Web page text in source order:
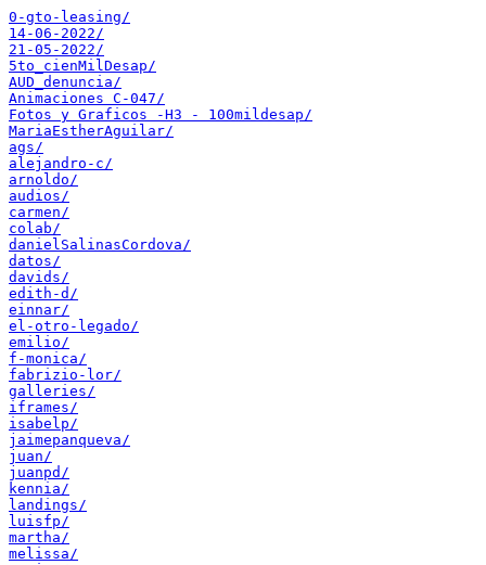
0-gto-leasing/
14-06-2022/
21-05-2022/
5to_cienMilDesap/
AUD_denuncia/
Animaciones C-047/
Fotos y Graficos -H3 - 100mildesap/
MariaEstherAguilar/
ags/
alejandro-c/
arnoldo/
audios/
carmen/
colab/
danielSalinasCordova/
datos/
davids/
edith-d/
einnar/
el-otro-legado/
emilio/
f-monica/
fabrizio-lor/
galleries/
iframes/
isabelp/
jaimepanqueva/
juan/
juanpd/
kennia/
landings/
luisfp/
martha/
melissa/